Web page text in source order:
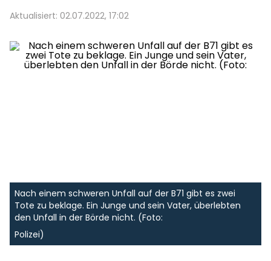
Aktualisiert: 02.07.2022, 17:02
Nach einem schweren Unfall auf der B71 gibt es zwei
Tote zu beklage. Ein Junge und sein Vater, überlebten
den Unfall in der Börde nicht. (Foto:
Polizei)